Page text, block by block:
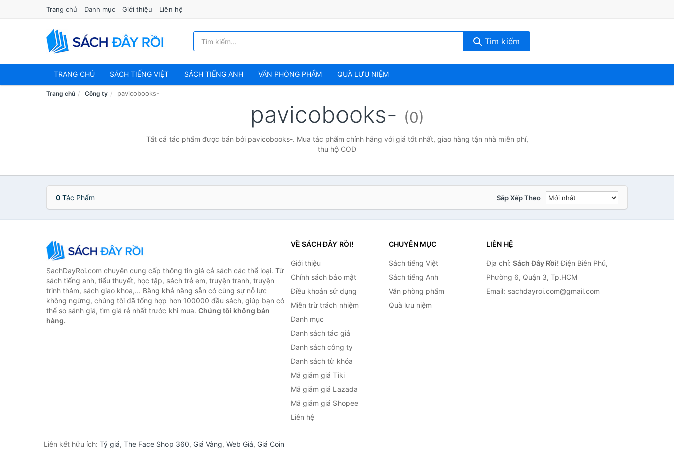
Trang chủ Danh mục Giới thiệu Liên hệ
Tìm kiếm
TRANG CHỦ SÁCH TIẾNG VIỆT SÁCH TIẾNG ANH VĂN PHÒNG PHẨM QUÀ LƯU NIỆM
Trang chủ Công ty pavicobooks-
pavicobooks- (0)
Tất cả tác phẩm được bán bởi pavicobooks-. Mua tác phẩm chính hãng với giá tốt nhất, giao hàng tận nhà miễn phí,
thu hộ COD
0 Tác Phẩm Sắp Xếp Theo
SachDayRoi.com chuyên cung cấp thông tin giá cả sách các thể loại. Từ
sách tiếng anh, tiểu thuyết, học tập, sách trẻ em, truyện tranh, truyện
trinh thám, sách giao khoa,... Bằng khả năng sẵn có cùng sự nỗ lực
không ngừng, chúng tôi đã tổng hợp hơn 100000 đầu sách, giúp bạn có
thể so sánh giá, tìm giá rẻ nhất trước khi mua. Chúng tôi không bán
hàng.
VỀ SÁCH ĐÂY RỒI!
Giới thiệu
Chính sách bảo mật
Điều khoản sử dụng
Miễn trừ trách nhiệm
Danh mục
Danh sách tác giả
Danh sách công ty
Danh sách từ khóa
Mã giảm giá Tiki
Mã giảm giá Lazada
Mã giảm giá Shopee
Liên hệ
CHUYÊN MỤC
Sách tiếng Việt
Sách tiếng Anh
Văn phòng phẩm
Quà lưu niệm
LIÊN HỆ
Địa chỉ: Sách Đây Rồi! Điện Biên Phủ,
Phường 6, Quận 3, Tp.HCM
Email: sachdayroi.com@gmail.com
Liên kết hữu ích: Tỷ giá, The Face Shop 360, Giá Vàng, Web Giá, Giá Coin